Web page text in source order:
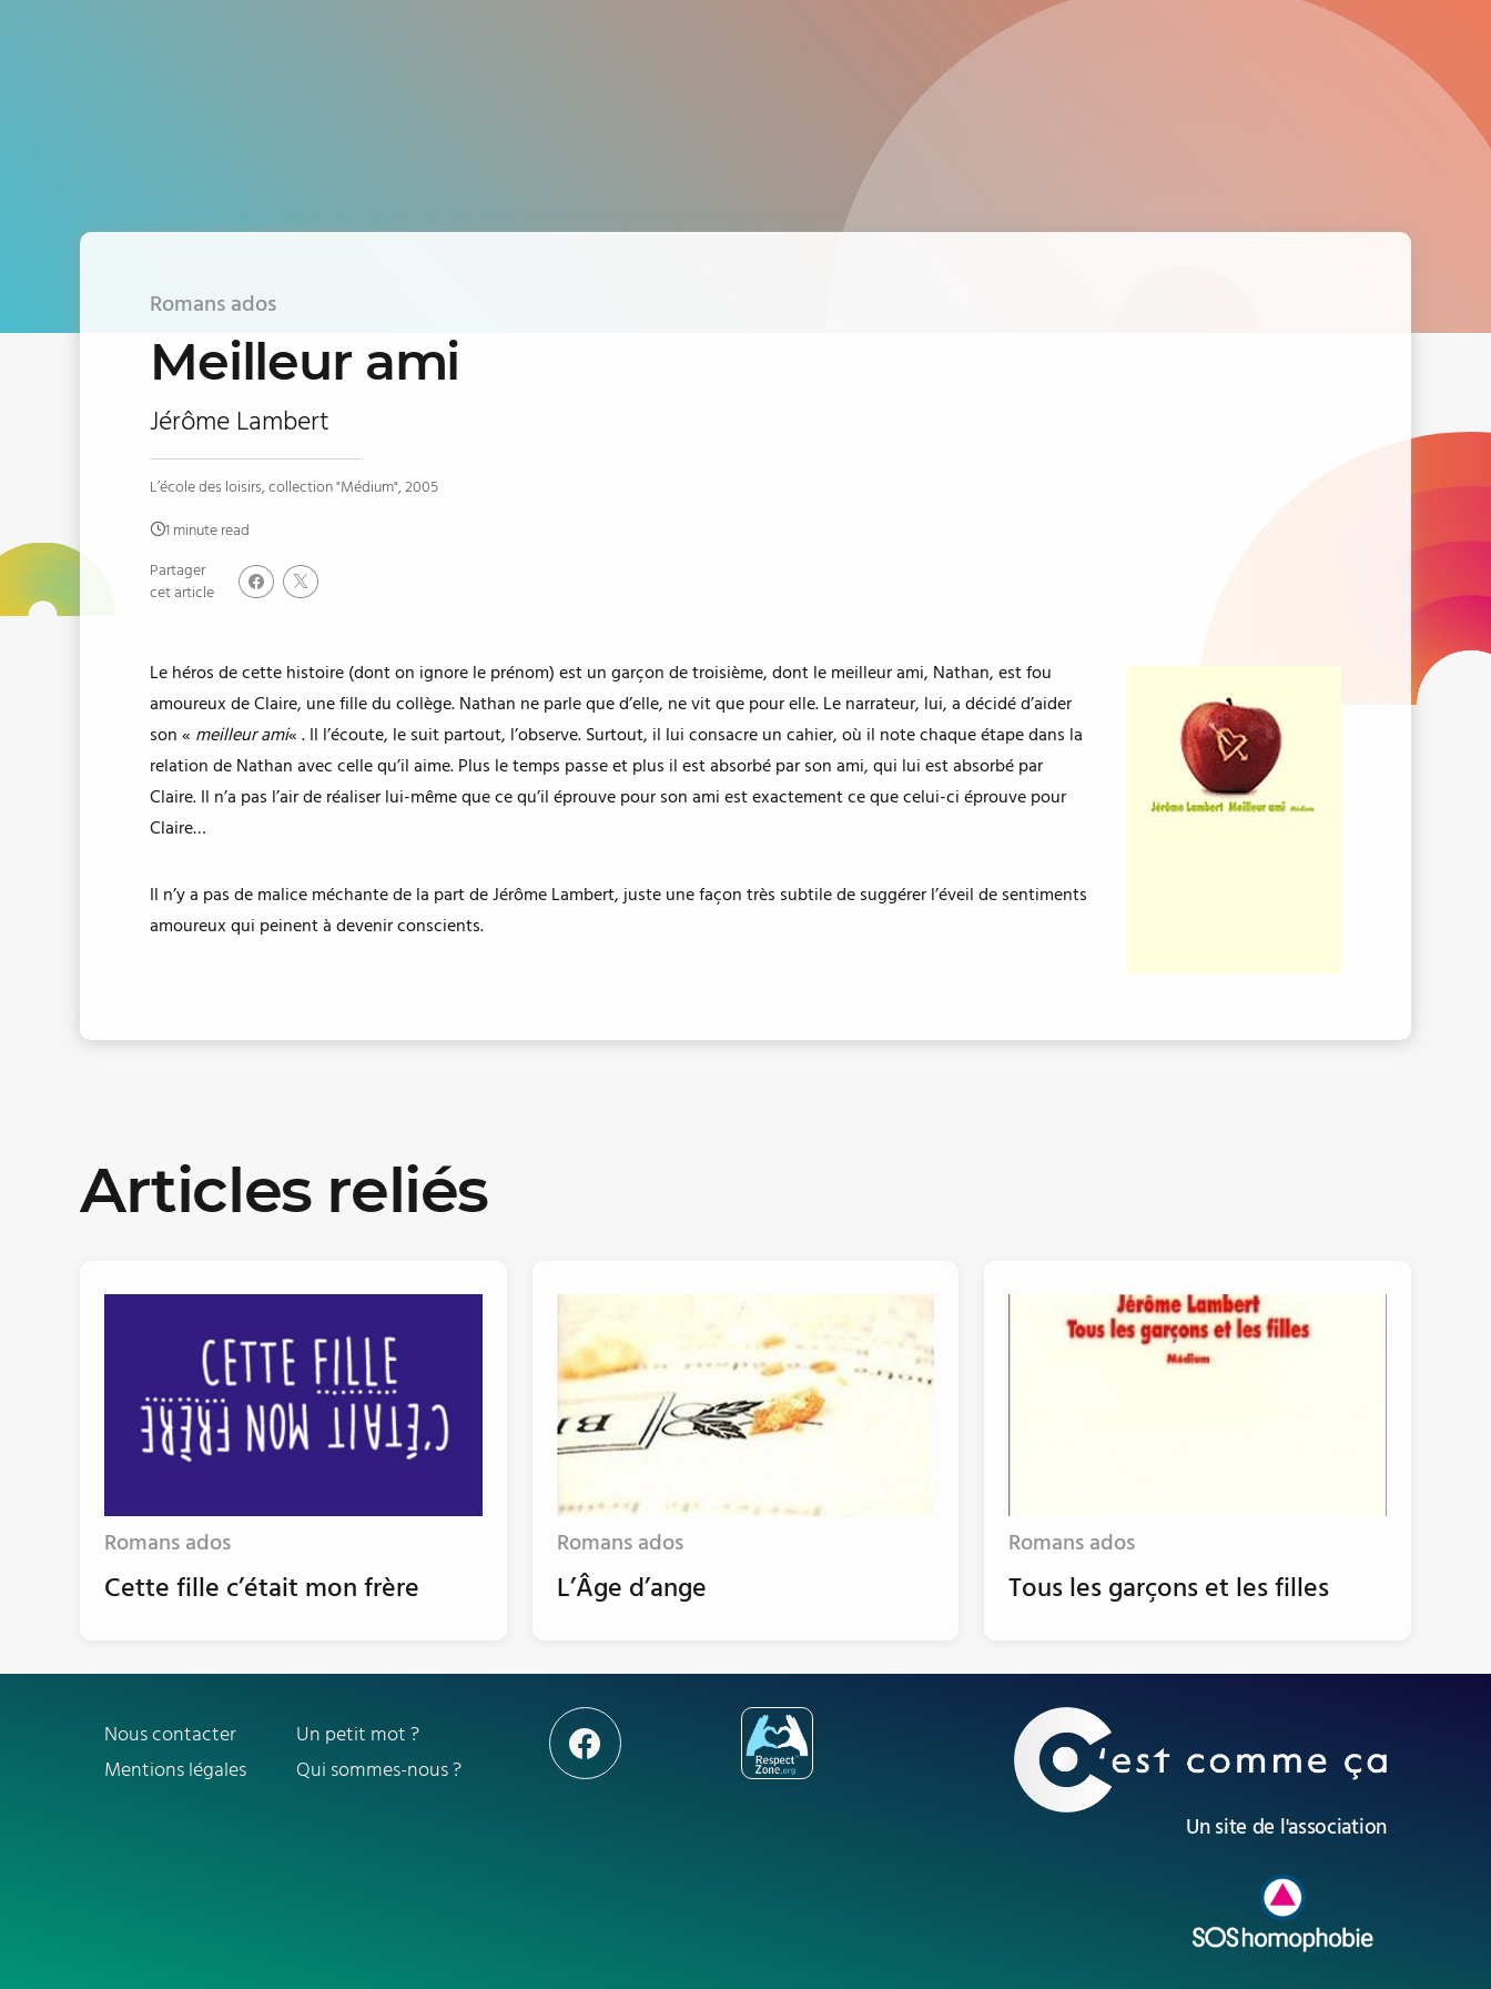
Romans ados
Meilleur ami
Jérôme Lambert
L’école des loisirs, collection "Médium", 2005
1 minute read
Partager
cet article
Le héros de cette histoire (dont on ignore le prénom) est un garçon de troisième, dont le meilleur ami, Nathan, est fou
amoureux de Claire, une fille du collège. Nathan ne parle que d’elle, ne vit que pour elle. Le narrateur, lui, a décidé d’aider
son « meilleur ami« . Il l’écoute, le suit partout, l’observe. Surtout, il lui consacre un cahier, où il note chaque étape dans la
relation de Nathan avec celle qu’il aime. Plus le temps passe et plus il est absorbé par son ami, qui lui est absorbé par
Claire. Il n’a pas l’air de réaliser lui-même que ce qu’il éprouve pour son ami est exactement ce que celui-ci éprouve pour
Claire…
Il n’y a pas de malice méchante de la part de Jérôme Lambert, juste une façon très subtile de suggérer l’éveil de sentiments
amoureux qui peinent à devenir conscients.
Articles reliés
Romans ados
Cette fille c’était mon frère
Romans ados
L’Âge d’ange
Romans ados
Tous les garçons et les filles
Nous contacter
Un petit mot ?
Mentions légales
Qui sommes-nous ?
Un site de l'association